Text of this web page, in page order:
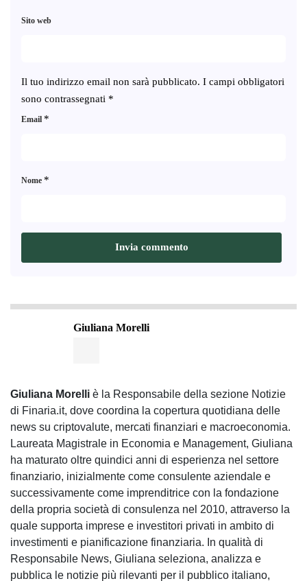
Il tuo indirizzo email non sarà pubblicato. I campi obbligatori
sono contrassegnati *
Nome *
Email *
Sito web
Giuliana Morelli
Giuliana Morelli è la Responsabile della sezione Notizie
di Finaria.it, dove coordina la copertura quotidiana delle
news su criptovalute, mercati finanziari e macroeconomia.
Laureata Magistrale in Economia e Management, Giuliana
ha maturato oltre quindici anni di esperienza nel settore
finanziario, inizialmente come consulente aziendale e
successivamente come imprenditrice con la fondazione
della propria società di consulenza nel 2010, attraverso la
quale supporta imprese e investitori privati in ambito di
investimenti e pianificazione finanziaria. In qualità di
Responsabile News, Giuliana seleziona, analizza e
pubblica le notizie più rilevanti per il pubblico italiano,